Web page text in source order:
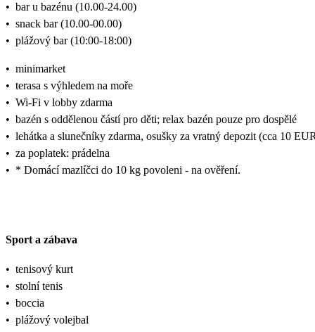
• bar u bazénu (10.00-24.00)
• snack bar (10.00-00.00)
• plážový bar (10:00-18:00)
• minimarket
• terasa s výhledem na moře
• Wi-Fi v lobby zdarma
• bazén s oddělenou částí pro děti; relax bazén pouze pro dospělé
• lehátka a slunečníky zdarma, osušky za vratný depozit (cca 10
• za poplatek: prádelna
• * Domácí mazlíčci do 10 kg povoleni - na ověření.
Sport a zábava
• tenisový kurt
• stolní tenis
• boccia
• plážový volejbal